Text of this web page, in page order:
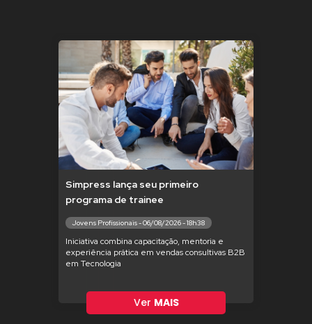
Simpress lança seu primeiro
programa de trainee
Jovens Profissionais - 06/08/2026 - 18h38
Iniciativa combina capacitação, mentoria e
experiência prática em vendas consultivas B2B
em Tecnologia
Ver MAIS